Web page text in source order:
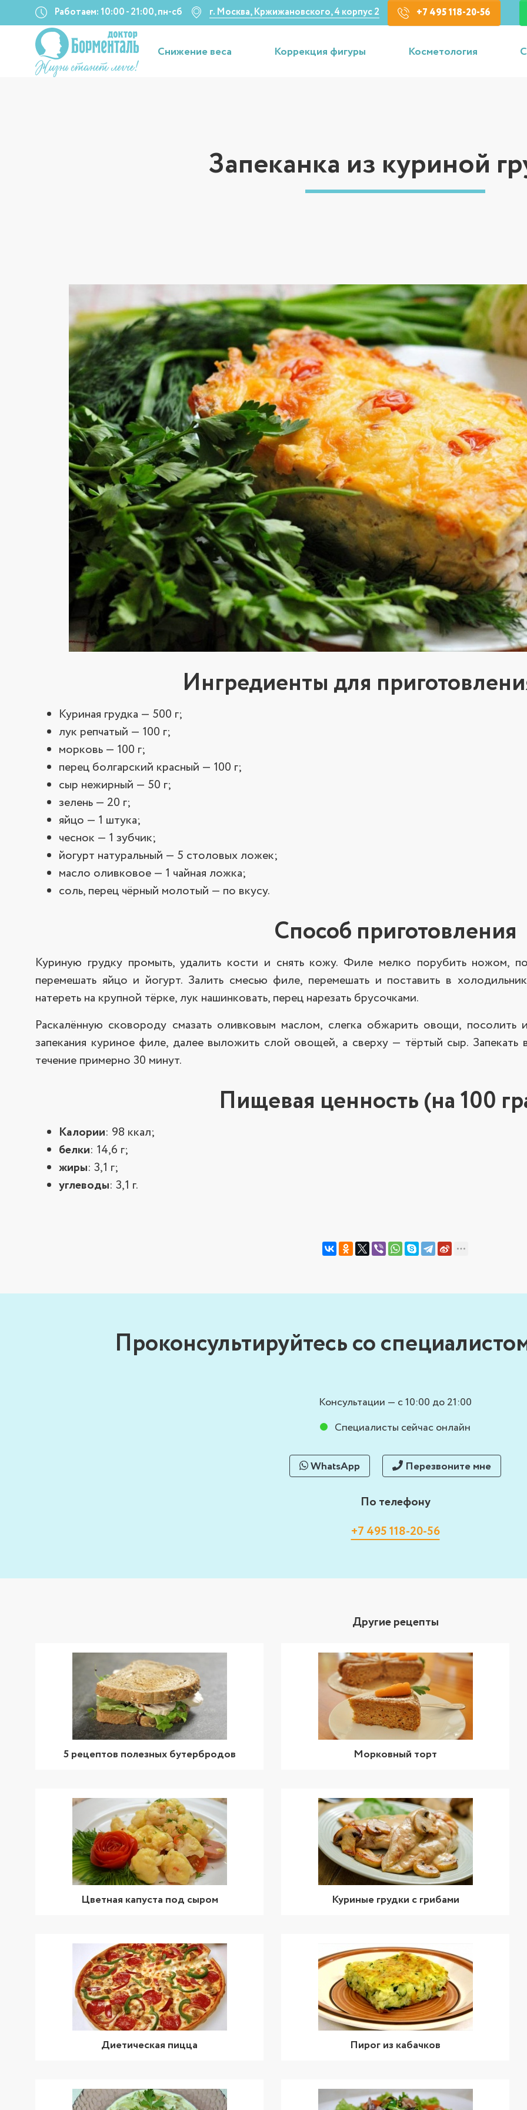
Работаем: 10:00 - 21:00, пн-сб г. Москва, Кржижановского, 4 корпус 2 +7 495 118-20-56
Снижение веса Коррекция фигуры Косметология
Запеканка из куриной
Ингредиенты для
Куриная грудка — 500 г;
лук репчатый — 100 г;
морковь — 100 г;
перец болгарский красный — 100 г;
сыр нежирный — 50 г;
зелень — 20 г;
яйцо — 1 штука;
чеснок — 1 зубчик;
йогурт натуральный — 5 столовых ложек;
масло оливковое — 1 чайная ложка;
соль, перец чёрный молотый — по вкусу.
Способ приготовления
Куриную грудку промыть, удалить кости и снять кожу. Филе мелко порубить ножом,
перемешать яйцо и йогурт. Залить смесью филе, перемешать и поставить в
натереть на крупной тёрке, лук нашинковать, перец нарезать брусочками.
Раскалённую сковороду смазать оливковым маслом, слегка обжарить овощи,
запекания куриное филе, далее выложить слой овощей, а сверху — тёртый сыр. Запекать
течение примерно 30 минут.
Пищевая ценность (на 100
Калории: 98 ккал;
белки: 14,6 г;
жиры: 3,1 г;
углеводы: 3,1 г.
Проконсультируйтесь со
Консультации — с 10:00 до 21:00
Специалисты сейчас онлайн
WhatsApp Перезвоните мне
По телефону
+7 495 118-20-56
Другие рецепты
5 рецептов полезных бутербродов Морковный торт
Цветная капуста под сыром Куриные грудки с грибами
Диетическая пицца Пирог из кабачков